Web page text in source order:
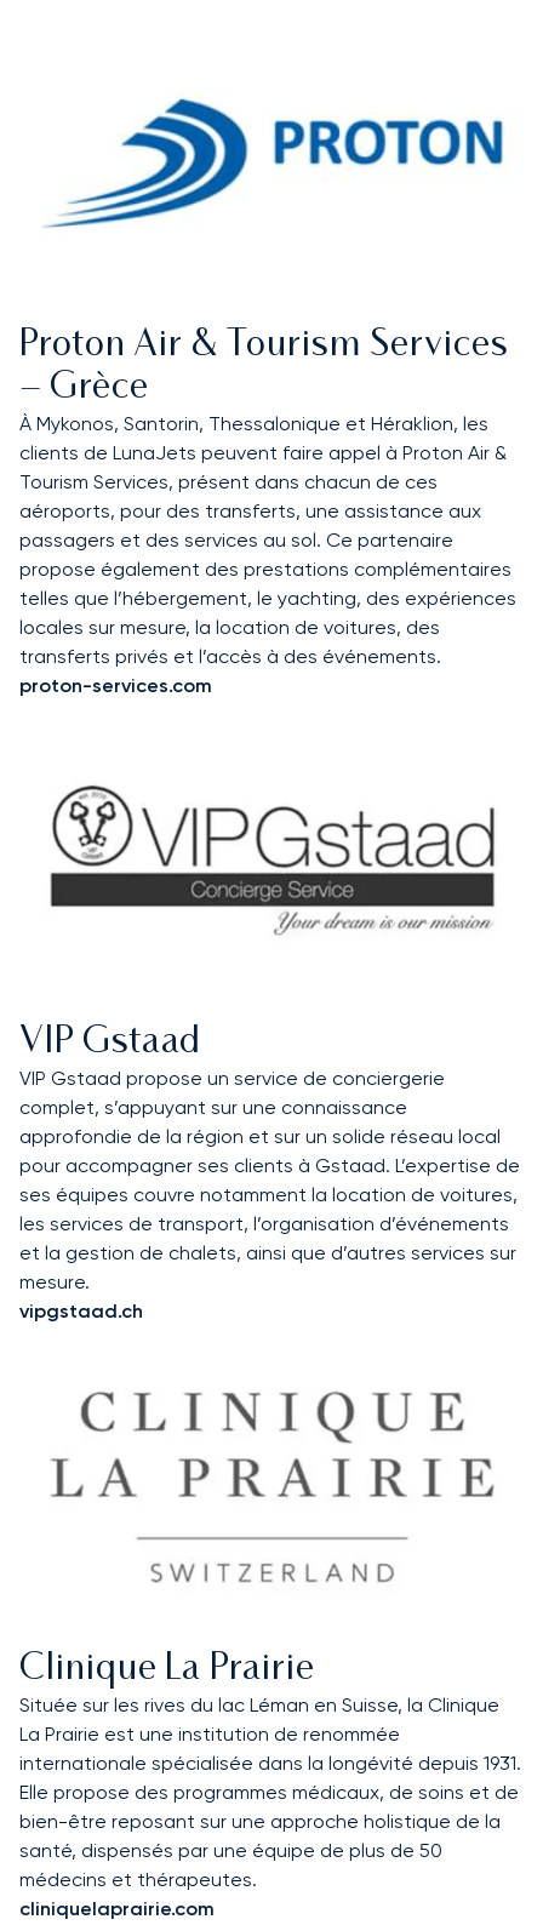
Proton Air & Tourism Services
– Grèce
À Mykonos, Santorin, Thessalonique et Héraklion, les
clients de LunaJets peuvent faire appel à Proton Air &
Tourism Services, présent dans chacun de ces
aéroports, pour des transferts, une assistance aux
passagers et des services au sol. Ce partenaire
propose également des prestations complémentaires
telles que l’hébergement, le yachting, des expériences
locales sur mesure, la location de voitures, des
transferts privés et l’accès à des événements.
proton-services.com
VIP Gstaad
VIP Gstaad propose un service de conciergerie
complet, s’appuyant sur une connaissance
approfondie de la région et sur un solide réseau local
pour accompagner ses clients à Gstaad. L’expertise de
ses équipes couvre notamment la location de voitures,
les services de transport, l’organisation d’événements
et la gestion de chalets, ainsi que d’autres services sur
mesure.
vipgstaad.ch
Clinique La Prairie
Située sur les rives du lac Léman en Suisse, la Clinique
La Prairie est une institution de renommée
internationale spécialisée dans la longévité depuis 1931.
Elle propose des programmes médicaux, de soins et de
bien-être reposant sur une approche holistique de la
santé, dispensés par une équipe de plus de 50
médecins et thérapeutes.
cliniquelaprairie.com